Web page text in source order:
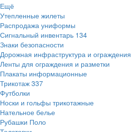
Ещё
Утепленные жилеты
Распродажа униформы
Сигнальный инвентарь 134
Знаки безопасности
Дорожная инфраструктура и ограждения
Ленты для ограждения и разметки
Плакаты информационные
Трикотаж 337
Футболки
Носки и гольфы трикотажные
Нательное белье
Рубашки Поло